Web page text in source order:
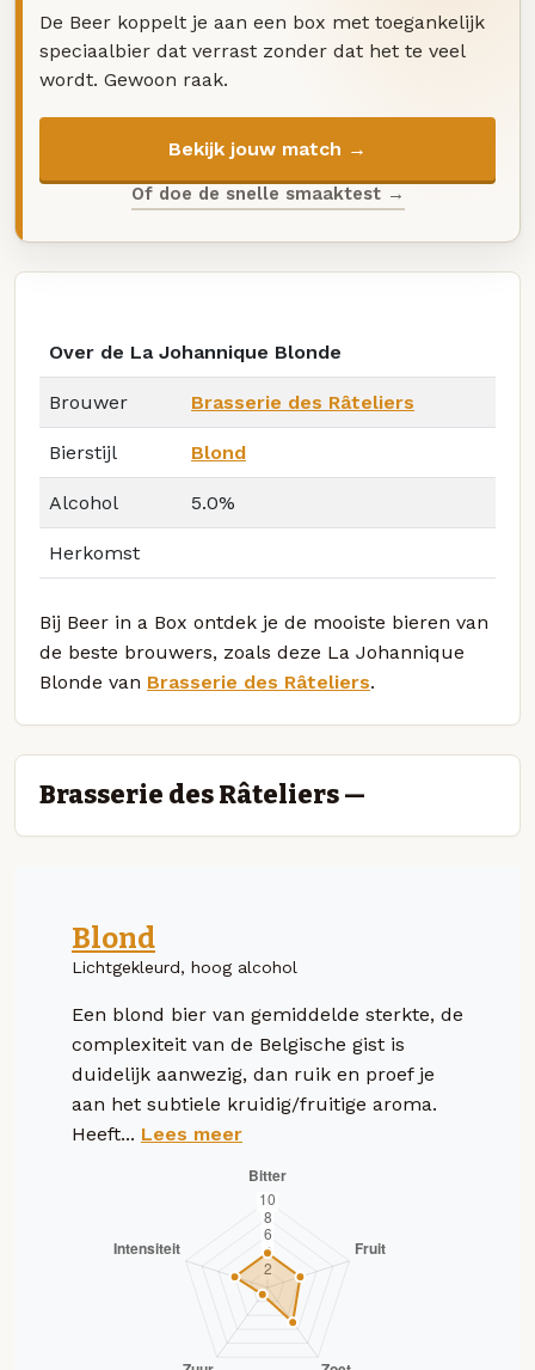
De Beer koppelt je aan een box met toegankelijk
speciaalbier dat verrast zonder dat het te veel
wordt. Gewoon raak.
Bekijk jouw match →
Of doe de snelle smaaktest →
Over de La Johannique Blonde
Brouwer Brasserie des Râteliers
Bierstijl Blond
Alcohol 5.0%
Herkomst
Bij Beer in a Box ontdek je de mooiste bieren van
de beste brouwers, zoals deze La Johannique
Blonde van Brasserie des Râteliers.
Brasserie des Râteliers —
Blond
Lichtgekleurd, hoog alcohol
Een blond bier van gemiddelde sterkte, de
complexiteit van de Belgische gist is
duidelijk aanwezig, dan ruik en proef je
aan het subtiele kruidig/fruitige aroma.
Heeft... Lees meer